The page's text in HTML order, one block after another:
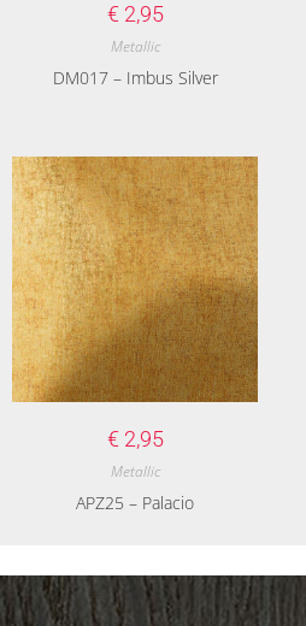
€ 2,95
Metallic
DM017 – Imbus Silver
€ 2,95
Metallic
APZ25 – Palacio